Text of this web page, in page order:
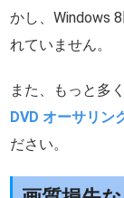
かし、Windows
れていません。
また、もっと多
DVD オーサリン
ださい。